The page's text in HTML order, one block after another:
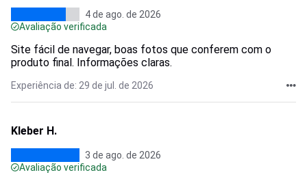
4 de ago. de 2026
Avaliação verificada
Site fácil de navegar, boas fotos que conferem com o
produto final. Informações claras.
Experiência de: 29 de jul. de 2026
Kleber H.
3 de ago. de 2026
Avaliação verificada